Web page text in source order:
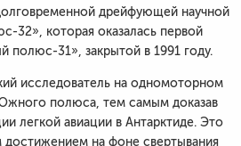
дрейфующей научной
32», которая оказалась первой
полюс-31», закрытой в 1991 году.
исследователь на одномоторном
полюса, тем самым доказав
легкой авиации в Антарктиде. Это
на фоне свертывания